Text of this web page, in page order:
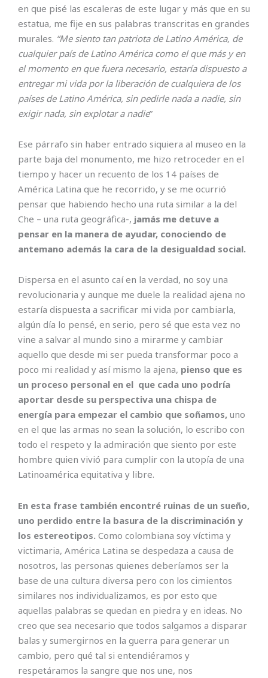
en que pisé las escaleras de este lugar y más que en su
estatua, me fije en sus palabras transcritas en grandes
murales. “Me siento tan patriota de Latino América, de
cualquier país de Latino América como el que más y en
el momento en que fuera necesario, estaría dispuesto a
entregar mi vida por la liberación de cualquiera de los
países de Latino América, sin pedirle nada a nadie, sin
exigir nada, sin explotar a nadie”
Ese párrafo sin haber entrado siquiera al museo en la
parte baja del monumento, me hizo retroceder en el
tiempo y hacer un recuento de los 14 países de
América Latina que he recorrido, y se me ocurrió
pensar que habiendo hecho una ruta similar a la del
Che – una ruta geográfica-, jamás me detuve a
pensar en la manera de ayudar, conociendo de
antemano además la cara de la desigualdad social.
Dispersa en el asunto caí en la verdad, no soy una
revolucionaria y aunque me duele la realidad ajena no
estaría dispuesta a sacrificar mi vida por cambiarla,
algún día lo pensé, en serio, pero sé que esta vez no
vine a salvar al mundo sino a mirarme y cambiar
aquello que desde mi ser pueda transformar poco a
poco mi realidad y así mismo la ajena, pienso que es
un proceso personal en el que cada uno podría
aportar desde su perspectiva una chispa de
energía para empezar el cambio que soñamos, uno
en el que las armas no sean la solución, lo escribo con
todo el respeto y la admiración que siento por este
hombre quien vivió para cumplir con la utopía de una
Latinoamérica equitativa y libre.
En esta frase también encontré ruinas de un sueño,
uno perdido entre la basura de la discriminación y
los estereotipos. Como colombiana soy víctima y
victimaria, América Latina se despedaza a causa de
nosotros, las personas quienes deberíamos ser la
base de una cultura diversa pero con los cimientos
similares nos individualizamos, es por esto que
aquellas palabras se quedan en piedra y en ideas. No
creo que sea necesario que todos salgamos a disparar
balas y sumergirnos en la guerra para generar un
cambio, pero qué tal si entendiéramos y
respetáramos la sangre que nos une, nos